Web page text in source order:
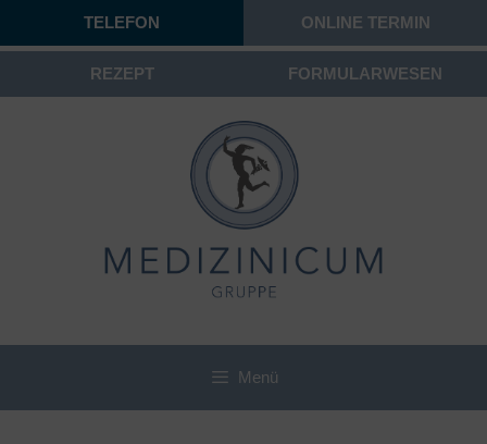
Menü
TELEFON ONLINE TERMIN
REZEPT FORMULARWESEN